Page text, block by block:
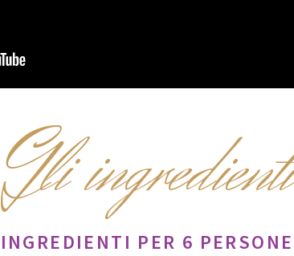
G
li ingredienti
INGREDIENTI PER 6 PERSONE